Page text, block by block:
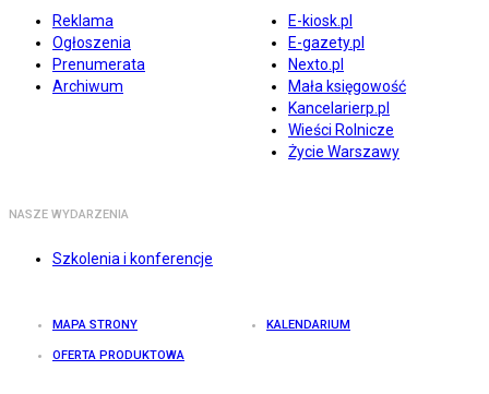
Reklama
Ogłoszenia
Prenumerata
Archiwum
E-kiosk.pl
E-gazety.pl
Nexto.pl
Mała księgowość
Kancelarierp.pl
Wieści Rolnicze
Życie Warszawy
NASZE WYDARZENIA
Szkolenia i konferencje
MAPA STRONY KALENDARIUM
OFERTA PRODUKTOWA